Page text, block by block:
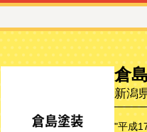
倉
新潟
"平成